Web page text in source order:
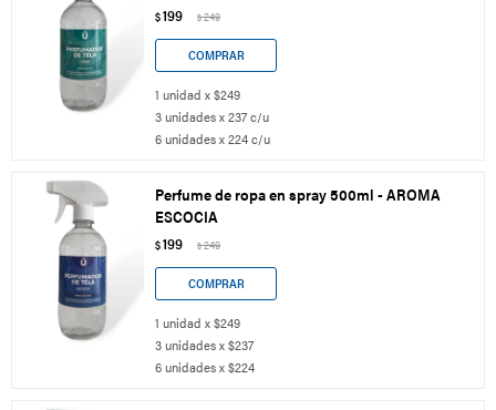
$199 $249
1 unidad x $249
3 unidades x 237 c/u
6 unidades x 224 c/u
Perfume de ropa en spray 500ml - AROMA
ESCOCIA
$199 $249
1 unidad x $249
3 unidades x $237
6 unidades x $224